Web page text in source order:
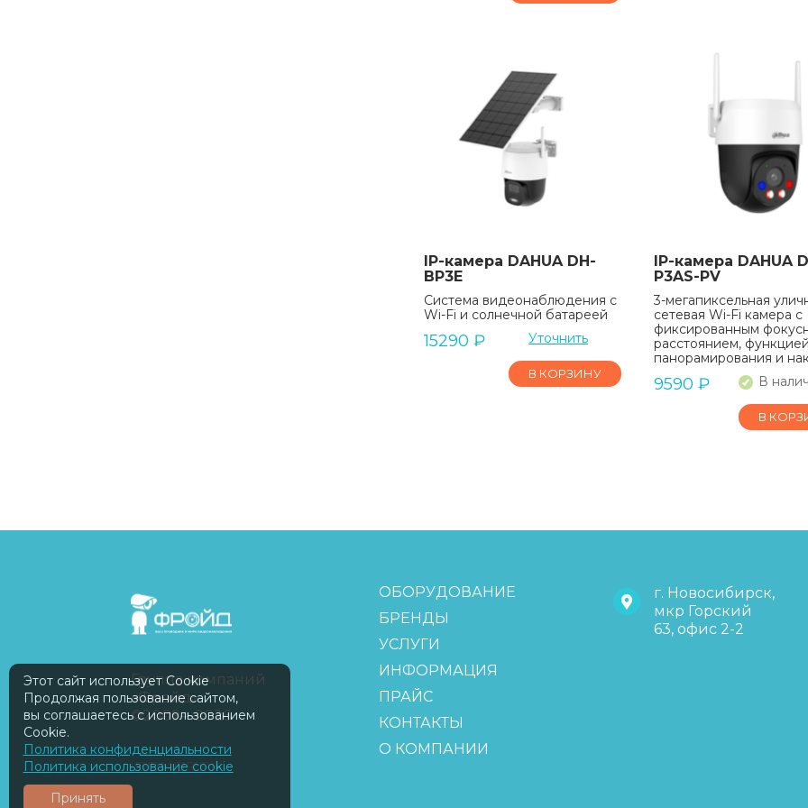
IP-камера DAHUA DH-
BP3E
Система видеонаблюдения с
Wi-Fi и солнечной батареей
15290 ₽ Уточнить
В КОРЗИНУ
IP-камера DAHUA
P3AS-PV
3-мегапиксельная
сетевая Wi-Fi камера с
фиксированным
расстоянием, функцией
панорамирования и
9590 ₽ В
В
FreudGroup
Группа компаний
«Фройд»
©2009—2026
ISOMORPH
ОБОРУДОВАНИЕ
БРЕНДЫ
УСЛУГИ
ИНФОРМАЦИЯ
ПРАЙС
КОНТАКТЫ
О КОМПАНИИ
г. Новосибирск,
мкр Горский
63, офис 2-2
Этот сайт использует Cookie
Продолжая пользование сайтом,
вы соглашаетесь с использованием
Cookie.
Политика конфиденциальности
Политика использование cookie
Принять